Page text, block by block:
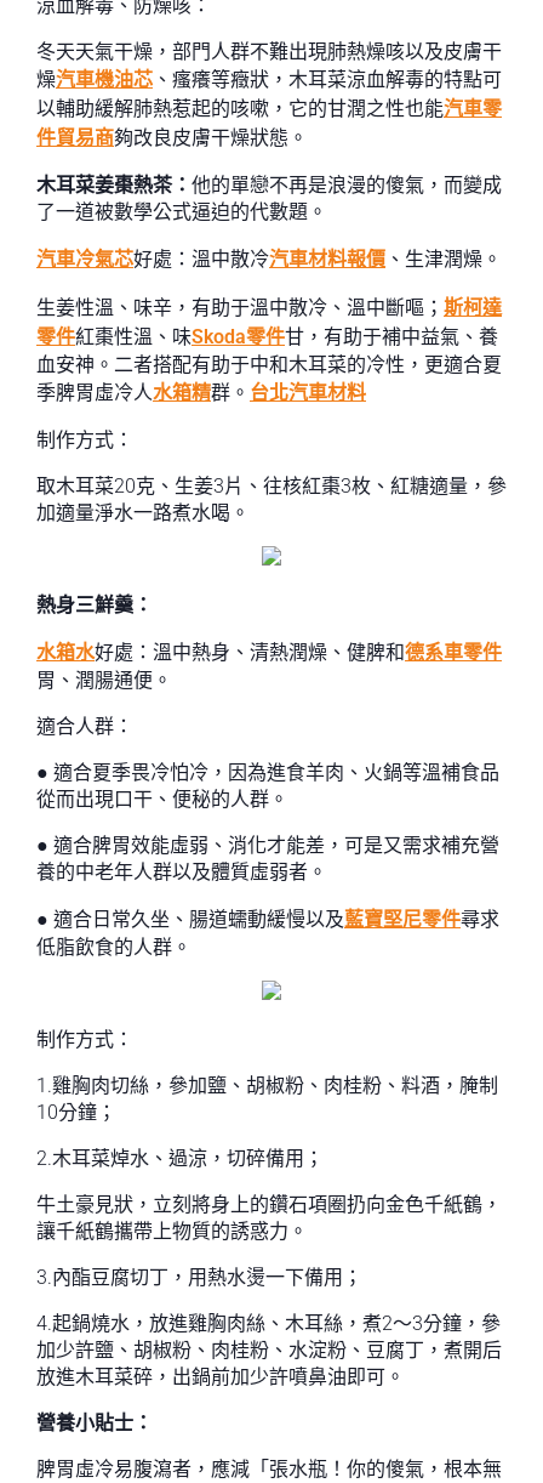
涼血解毒、防燥咳：
冬天天氣干燥，部門人群不難出現肺熱燥咳以及皮膚干
燥汽車機油芯 、瘙癢等癥狀，木耳菜涼血解毒的特點可
以輔助緩解肺熱惹起的咳嗽，它的甘潤之性也能汽車零
件貿易商夠改良皮膚干燥狀態。
木耳菜姜棗熱茶： 他的單戀不再是浪漫的傻氣，而變成
了一道被數學公式逼迫的代數題。
汽車冷氣芯好處：溫中散冷汽車材料報價 、生津潤燥。
生姜性溫、味辛，有助于溫中散冷、溫中斷嘔； 斯柯達
零件紅棗性溫、味Skoda零件甘，有助于補中益氣、養
血安神。二者搭配有助于中和木耳菜的冷性，更適合夏
季脾胃虛冷人水箱精群。 台北汽車材料
制作方式：
取木耳菜20克、生姜3片、往核紅棗3枚、紅糖適量，參
加適量淨水一路煮水喝。
熱身三鮮羹：
水箱水好處：溫中熱身、清熱潤燥、健脾和德系車零件
胃、潤腸通便。
適合人群：
● 適合夏季畏冷怕冷，因為進食羊肉、火鍋等溫補食品
從而出現口干、便秘的人群。
● 適合脾胃效能虛弱、消化才能差，可是又需求補充營
養的中老年人群以及體質虛弱者。
● 適合日常久坐、腸道蠕動緩慢以及藍寶堅尼零件尋求
低脂飲食的人群。
制作方式：
1.雞胸肉切絲，參加鹽、胡椒粉、肉桂粉、料酒，腌制
10分鐘；
2.木耳菜焯水、過涼，切碎備用；
牛土豪見狀，立刻將身上的鑽石項圈扔向金色千紙鶴，
讓千紙鶴攜帶上物質的誘惑力。
3.內酯豆腐切丁，用熱水燙一下備用；
4.起鍋燒水，放進雞胸肉絲、木耳絲，煮2～3分鐘，參
加少許鹽、胡椒粉、肉桂粉、水淀粉、豆腐丁，煮開后
放進木耳菜碎，出鍋前加少許噴鼻油即可。
營養小貼士：
脾胃虛冷易腹瀉者，應減「張水瓶！你的傻氣，根本無